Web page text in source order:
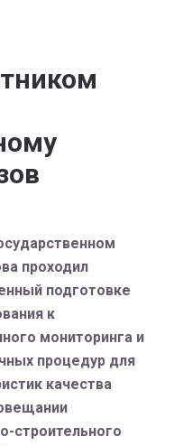
проходил
подготовке
к
мониторинга и
процедур для
качества
строительного